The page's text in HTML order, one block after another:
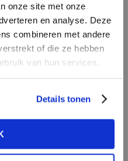
onze site met onze
en analyse. Deze
combineren met andere
of die ze hebben
van hun services.
Details tonen
MERK